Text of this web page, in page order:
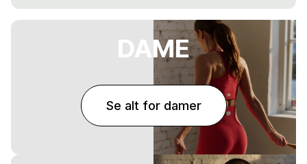
DAME
Se alt for damer